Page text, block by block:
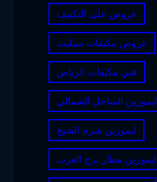
عروض على التكييف
عروض مكيفات سبليت
فني مكيفات الرياض
ليموزين الساحل الشمالي
ليموزين شرم الشيخ
ليموزين مطار برج العرب